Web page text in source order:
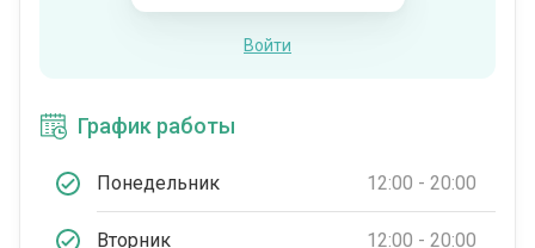
Войти
График работы
Понедельник 12:00 - 20:00
Вторник 12:00 - 20:00